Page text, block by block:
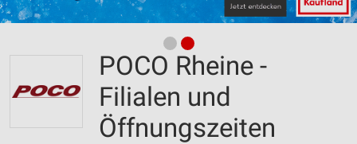
POCO Rheine -
Filialen und
Öffnungszeiten